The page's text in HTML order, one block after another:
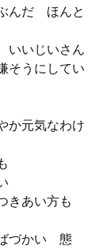
んだ ほんと
いじいさん
うにしてい
元気なわけ
きあい方も
づかい 態